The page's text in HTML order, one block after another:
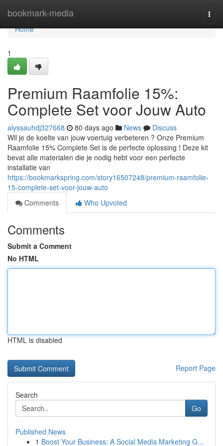
bookmark-media
Home
Home
1
Premium Raamfolie 15%:
Complete Set voor Jouw Auto
alyssauhdj327668 80 days ago News
Discuss
Wil je de koelte van jouw voertuig verbeteren ? Onze Premium
Raamfolie 15% Complete Set is de perfecte oplossing ! Deze kit
bevat alle materialen die je nodig hebt voor een perfecte
installatie van
https://bookmarkspring.com/story16507248/premium-raamfolie-
15-complete-set-voor-jouw-auto
Comments
Who Upvoted
Comments
Submit a Comment
No HTML
HTML is disabled
Report Page
Search
Go
Published News
1 Boost Your Business: A Social Media Marketing G...